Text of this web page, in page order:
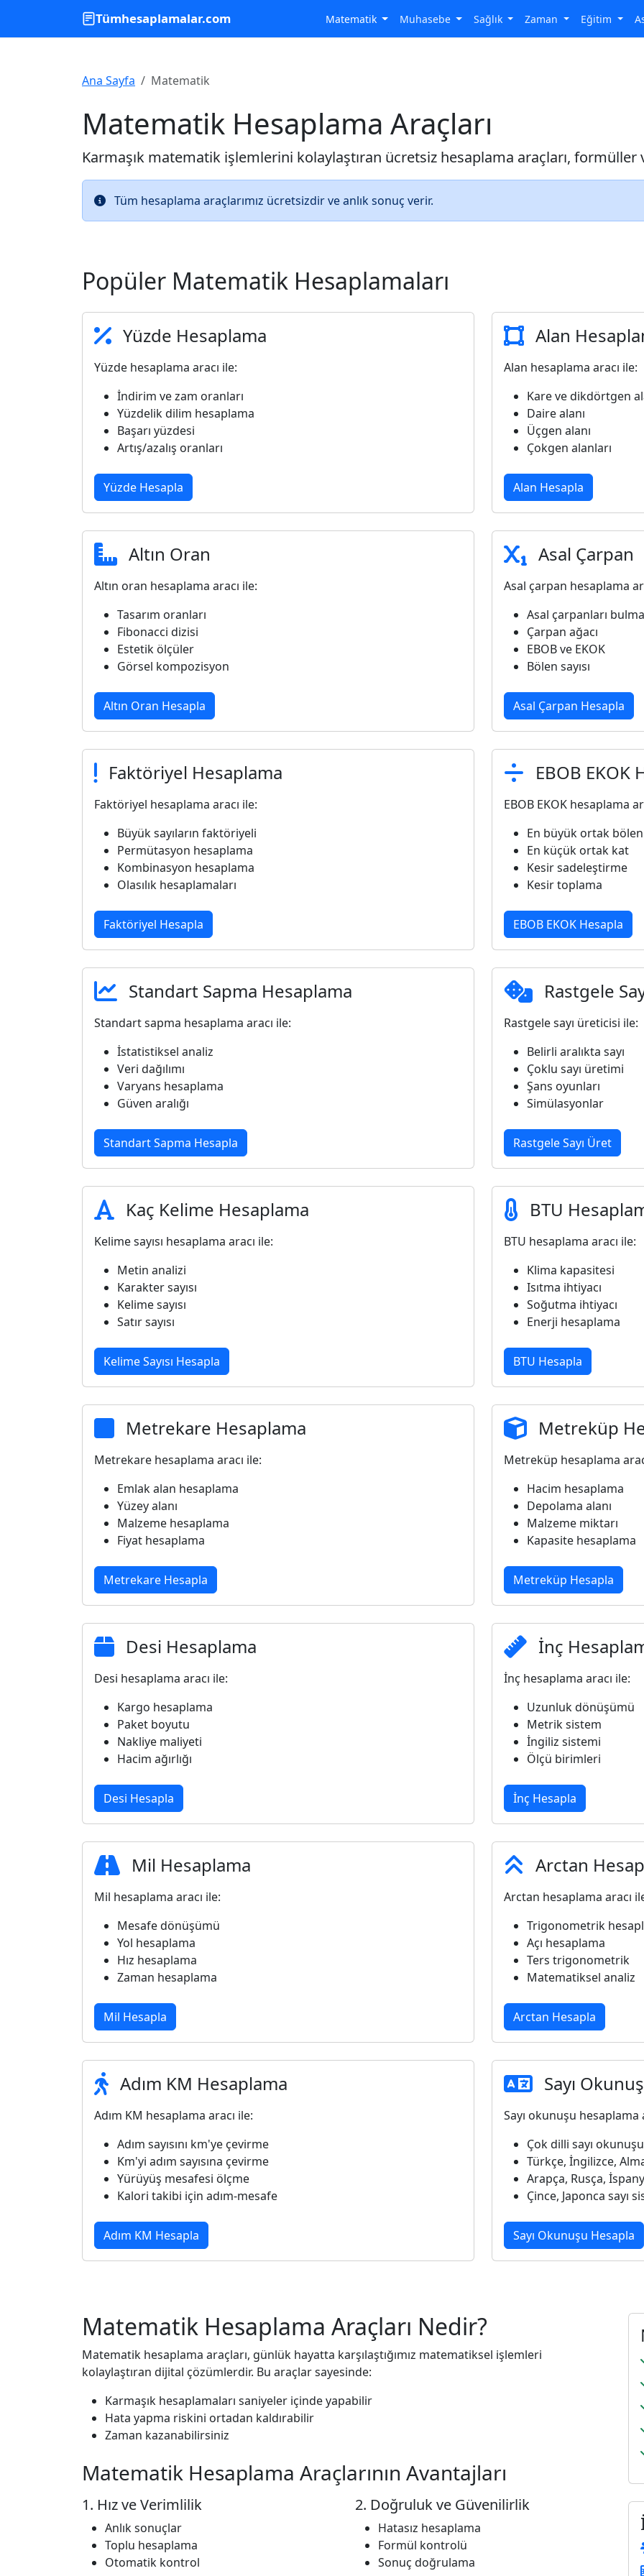
Tümhesaplamalar.com Matematik Muhasebe Sağlık Zaman Eğitim
Ana Sayfa Matematik
Matematik Hesaplama Araçları
Karmaşık matematik işlemlerini kolaylaştıran ücretsiz hesaplama araçları, formüller
Tüm hesaplama araçlarımız ücretsizdir ve anlık sonuç verir.
Popüler Matematik Hesaplamaları
Yüzde Hesaplama
Yüzde hesaplama aracı ile:
İndirim ve zam oranları
Yüzdelik dilim hesaplama
Başarı yüzdesi
Artış/azalış oranları
Yüzde Hesapla
Alan
Alan hesaplama aracı ile:
Kare ve dikdörtgen
Daire alanı
Üçgen alanı
Çokgen alanları
Alan Hesapla
Altın Oran
Altın oran hesaplama aracı ile:
Tasarım oranları
Fibonacci dizisi
Estetik ölçüler
Görsel kompozisyon
Altın Oran Hesapla
Asal Çarpan
Asal çarpan hesaplama
Asal çarpanları bulma
Çarpan ağacı
EBOB ve EKOK
Bölen sayısı
Asal Çarpan Hesapla
Faktöriyel Hesaplama
Faktöriyel hesaplama aracı ile:
Büyük sayıların faktöriyeli
Permütasyon hesaplama
Kombinasyon hesaplama
Olasılık hesaplamaları
Faktöriyel Hesapla
EBOB EKOK
EBOB EKOK hesaplama
En büyük ortak bölen
En küçük ortak kat
Kesir sadeleştirme
Kesir toplama
EBOB EKOK Hesapla
Standart Sapma Hesaplama
Standart sapma hesaplama aracı ile:
İstatistiksel analiz
Veri dağılımı
Varyans hesaplama
Güven aralığı
Standart Sapma Hesapla
Rastgele
Rastgele sayı üreticisi ile:
Belirli aralıkta sayı
Çoklu sayı üretimi
Şans oyunları
Simülasyonlar
Rastgele Sayı Üret
Kaç Kelime Hesaplama
Kelime sayısı hesaplama aracı ile:
Metin analizi
Karakter sayısı
Kelime sayısı
Satır sayısı
Kelime Sayısı Hesapla
BTU
BTU hesaplama aracı ile:
Klima kapasitesi
Isıtma ihtiyacı
Soğutma ihtiyacı
Enerji hesaplama
BTU Hesapla
Metrekare Hesaplama
Metrekare hesaplama aracı ile:
Emlak alan hesaplama
Yüzey alanı
Malzeme hesaplama
Fiyat hesaplama
Metrekare Hesapla
Metreküp
Metreküp hesaplama
Hacim hesaplama
Depolama alanı
Malzeme miktarı
Kapasite hesaplama
Metreküp Hesapla
Desi Hesaplama
Desi hesaplama aracı ile:
Kargo hesaplama
Paket boyutu
Nakliye maliyeti
Hacim ağırlığı
Desi Hesapla
İnç
İnç hesaplama aracı ile:
Uzunluk dönüşümü
Metrik sistem
İngiliz sistemi
Ölçü birimleri
İnç Hesapla
Mil Hesaplama
Mil hesaplama aracı ile:
Mesafe dönüşümü
Yol hesaplama
Hız hesaplama
Zaman hesaplama
Mil Hesapla
Arctan
Arctan hesaplama aracı
Trigonometrik
Açı hesaplama
Ters trigonometrik
Matematiksel analiz
Arctan Hesapla
Adım KM Hesaplama
Adım KM hesaplama aracı ile:
Adım sayısını km'ye çevirme
Km'yi adım sayısına çevirme
Yürüyüş mesafesi ölçme
Kalori takibi için adım-mesafe
Adım KM Hesapla
Sayı
Sayı okunuşu hesaplama
Çok dilli sayı okunuşu
Türkçe, İngilizce,
Arapça, Rusça,
Çince, Japonca sayı
Sayı Okunuşu Hesapla
Matematik Hesaplama Araçları Nedir?
Matematik hesaplama araçları, günlük hayatta karşılaştığımız matematiksel işlemleri
kolaylaştıran dijital çözümlerdir. Bu araçlar sayesinde:
Karmaşık hesaplamaları saniyeler içinde yapabilir
Hata yapma riskini ortadan kaldırabilir
Zaman kazanabilirsiniz
Matematik Hesaplama Araçlarının Avantajları
1. Hız ve Verimlilik
Anlık sonuçlar
Toplu hesaplama
Otomatik kontrol
2. Doğruluk ve Güvenilirlik
Hatasız hesaplama
Formül kontrolü
Sonuç doğrulama